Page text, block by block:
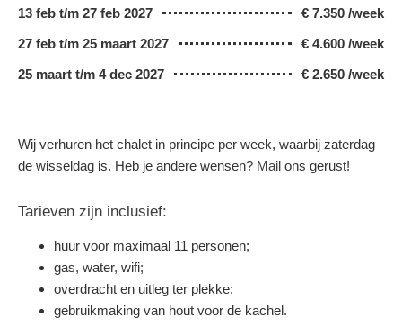
13 feb t/m 27 feb 2027
€ 7.350 /week
27 feb t/m 25 maart 2027
€ 4.600 /week
25 maart t/m 4 dec 2027
€ 2.650 /week
Wij verhuren het chalet in principe per week, waarbij zaterdag
de wisseldag is. Heb je andere wensen? Mail ons gerust!
Tarieven zijn inclusief:
huur voor maximaal 11 personen;
gas, water, wifi;
overdracht en uitleg ter plekke;
gebruikmaking van hout voor de kachel.